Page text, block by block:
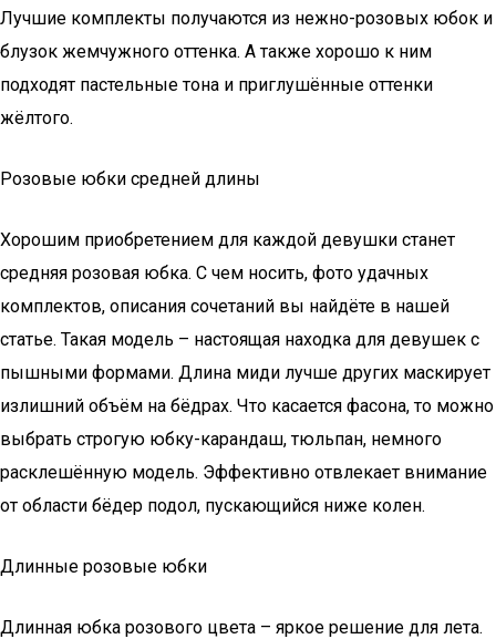
Лучшие комплекты получаются из нежно-розовых юбок и
блузок жемчужного оттенка. А также хорошо к ним
подходят пастельные тона и приглушённые оттенки
жёлтого.
Розовые юбки средней длины
Хорошим приобретением для каждой девушки станет
средняя розовая юбка. С чем носить, фото удачных
комплектов, описания сочетаний вы найдёте в нашей
статье. Такая модель – настоящая находка для девушек с
пышными формами. Длина миди лучше других маскирует
излишний объём на бёдрах. Что касается фасона, то можно
выбрать строгую юбку-карандаш, тюльпан, немного
расклешённую модель. Эффективно отвлекает внимание
от области бёдер подол, пускающийся ниже колен.
Длинные розовые юбки
Длинная юбка розового цвета – яркое решение для лета.